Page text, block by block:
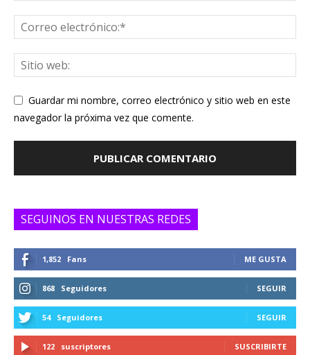
Guardar mi nombre, correo electrónico y sitio web en este
navegador la próxima vez que comente.
SEGUINOS EN NUESTRAS REDES
1,852 Fans ME GUSTA
868 Seguidores SEGUIR
54 Seguidores SEGUIR
122 suscriptores SUSCRIBIRTE